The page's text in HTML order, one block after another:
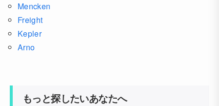
Mencken
Freight
Kepler
Arno
もっと探したいあなたへ